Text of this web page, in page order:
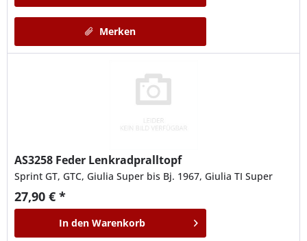
Merken
AS3258 Feder Lenkradpralltopf
Sprint GT, GTC, Giulia Super bis Bj. 1967, Giulia TI Super
27,90 € *
In den Warenkorb